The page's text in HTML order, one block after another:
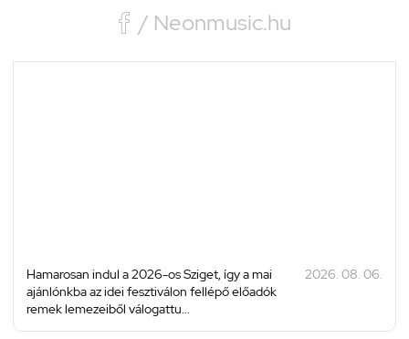
 / Neonmusic.hu
Hamarosan indul a 2026-os Sziget, így a mai
ajánlónkba az idei fesztiválon fellépő előadók
remek lemezeiből válogattu...
2026. 08. 06.